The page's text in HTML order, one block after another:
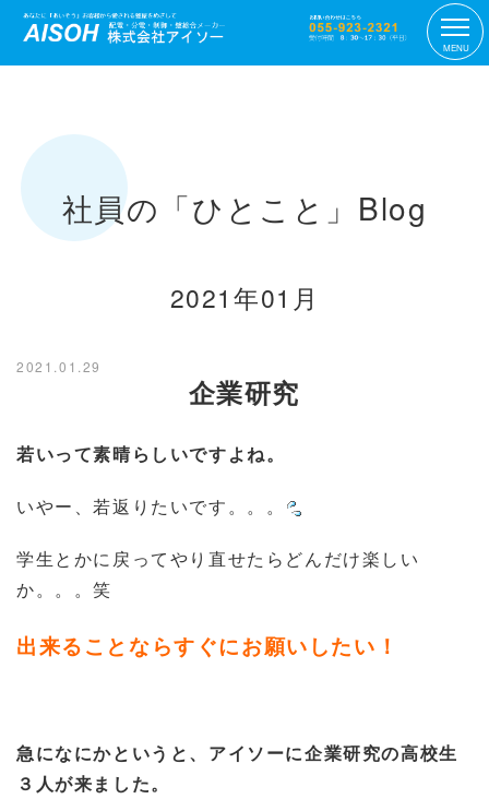
MENU
社員の「ひとこと」Blog
2021年01月
2021.01.29
企業研究
若いって素晴らしいですよね。
いやー、若返りたいです。。。
学生とかに戻ってやり直せたらどんだけ楽しい
か。。。笑
出来ることならすぐにお願いしたい！
急になにかというと、アイソーに企業研究の高校生
３人が来ました。